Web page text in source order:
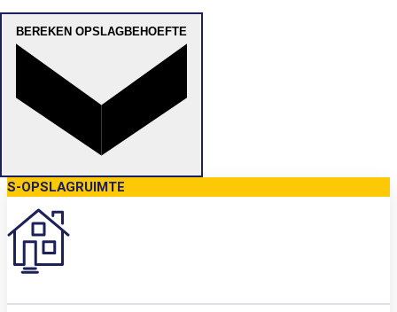
BEREKEN OPSLAGBEHOEFTE
S-OPSLAGRUIMTE